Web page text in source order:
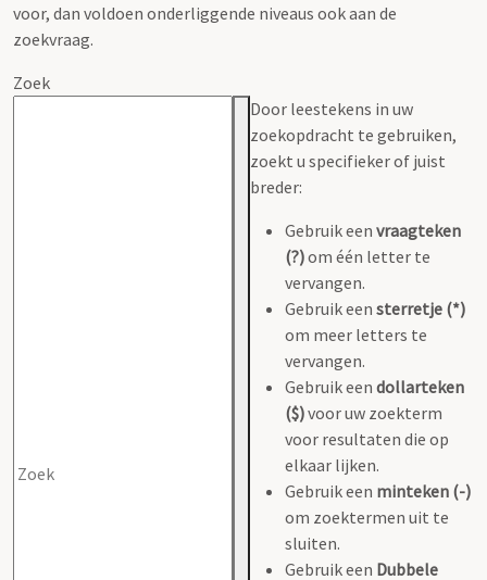
voor, dan voldoen onderliggende niveaus ook aan de
zoekvraag.
Zoek
Door leestekens in uw
zoekopdracht te gebruiken,
zoekt u specifieker of juist
breder:
Gebruik een vraagteken
(?)om één letter te
vervangen.
Gebruik een sterretje (*)
om meer letters te
vervangen.
Gebruik een dollarteken
($)voor uw zoekterm
voor resultaten die op
elkaar lijken.
Gebruik een minteken (-)
om zoektermen uit te
sluiten.
Gebruik een Dubbele